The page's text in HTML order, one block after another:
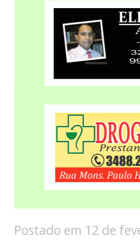
Postado em 12 de